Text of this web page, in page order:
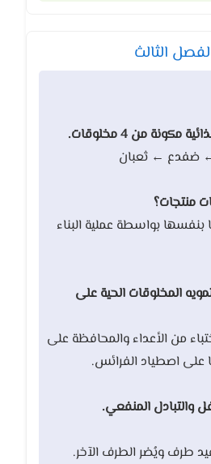
الثالث
ضفدع ← ثعبان
بنفسها بواسطة عملية البناء
المخلوقات الحية على
من الأعداء والمحافظة على
على اصطياد الفرائس.
طرف ويُضر الطرف الآخر.